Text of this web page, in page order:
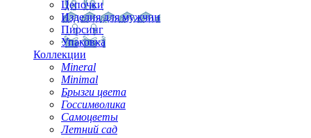
Цепочки
Изделия для мужчин
Пирсинг
Упаковка
Коллекции
Mineral
Minimal
Брызги цвета
Госсимволика
Самоцветы
Летний сад